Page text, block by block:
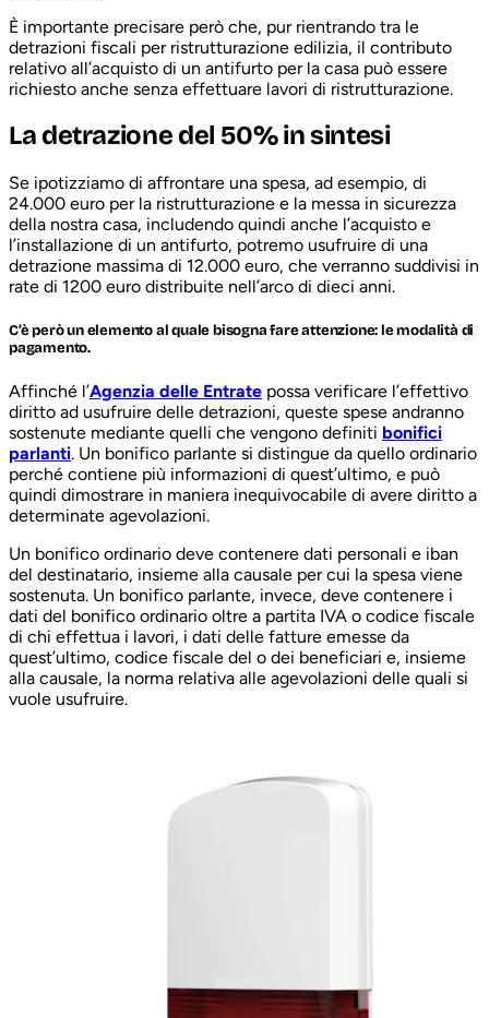
È importante precisare però che, pur rientrando tra le
detrazioni fiscali per ristrutturazione edilizia, il contributo
relativo all’acquisto di un antifurto per la casa può essere
richiesto anche senza effettuare lavori di ristrutturazione.
La detrazione del 50% in sintesi
Se ipotizziamo di affrontare una spesa, ad esempio, di
24.000 euro per la ristrutturazione e la messa in sicurezza
della nostra casa, includendo quindi anche l’acquisto e
l’installazione di un antifurto, potremo usufruire di una
detrazione massima di 12.000 euro, che verranno suddivisi in
rate di 1200 euro distribuite nell’arco di dieci anni.
C’è però un elemento al quale bisogna fare attenzione: le modalità di
pagamento.
Affinché l’Agenzia delle Entrate possa verificare l’effettivo
diritto ad usufruire delle detrazioni, queste spese andranno
sostenute mediante quelli che vengono definiti bonifici
parlanti. Un bonifico parlante si distingue da quello ordinario
perché contiene più informazioni di quest’ultimo, e può
quindi dimostrare in maniera inequivocabile di avere diritto a
determinate agevolazioni.
Un bonifico ordinario deve contenere dati personali e iban
del destinatario, insieme alla causale per cui la spesa viene
sostenuta. Un bonifico parlante, invece, deve contenere i
dati del bonifico ordinario oltre a partita IVA o codice fiscale
di chi effettua i lavori, i dati delle fatture emesse da
quest’ultimo, codice fiscale del o dei beneficiari e, insieme
alla causale, la norma relativa alle agevolazioni delle quali si
vuole usufruire.